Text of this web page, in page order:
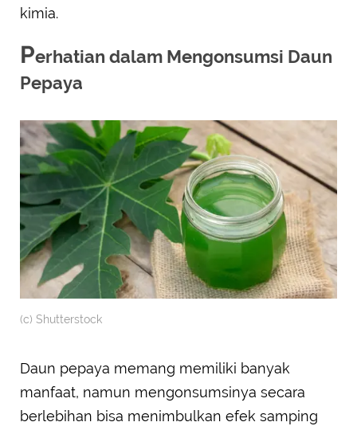
kimia.
Perhatian dalam Mengonsumsi Daun
Pepaya
(c) Shutterstock
Daun pepaya memang memiliki banyak
manfaat, namun mengonsumsinya secara
berlebihan bisa menimbulkan efek samping